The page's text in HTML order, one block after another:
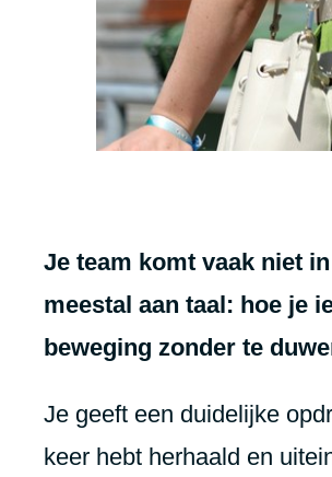
Je team komt vaak niet
meestal aan taal: hoe je
beweging zonder te
Je geeft een duidelijke
keer hebt herhaald en